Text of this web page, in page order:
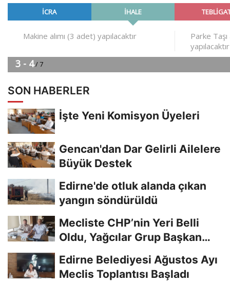
SON HABERLER
İşte Yeni Komisyon Üyeleri
Gencan'dan Dar Gelirli Ailelere
Büyük Destek
Edirne'de otluk alanda çıkan
yangın söndürüldü
Mecliste CHP’nin Yeri Belli
Oldu, Yağcılar Grup Başkan
Edirne Belediyesi Ağustos Ayı
Meclis Toplantısı Başladı